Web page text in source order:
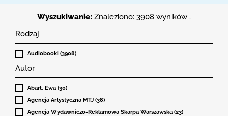
Wyszukiwanie: Znaleziono: 3908 wyników .
Rodzaj
Audiobooki (3908)
Autor
Abart, Ewa (30)
Agencja Artystyczna MTJ (38)
Agencja Wydawniczo-Reklamowa Skarpa Warszawska (23)